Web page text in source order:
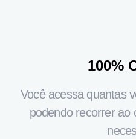
100%
Você acessa quantas
podendo recorrer ao